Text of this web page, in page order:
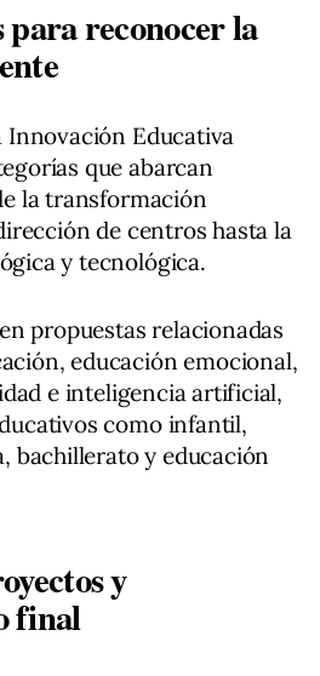
para reconocer la
Innovación Educativa
que abarcan
la transformación
de centros hasta la
y tecnológica.
propuestas relacionadas
educación emocional,
e inteligencia artificial,
como infantil,
bachillerato y educación
y
final